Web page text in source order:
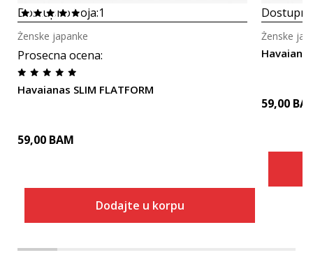
Dostupno boja:1
Prosecna ocena:
Havaianas SLIM FLATFORM
Ženske japanke
59,00 BAM
Dodajte u korpu
Ženske
59,00